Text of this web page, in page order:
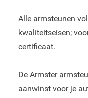
Alle armsteunen
kwaliteitseisen;
certificaat.
De Armster
aanwinst voor je